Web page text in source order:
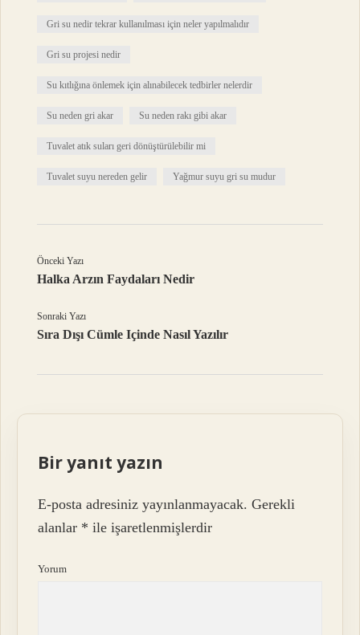
Gri su nedir tekrar kullanılması için neler yapılmalıdır
Gri su projesi nedir
Su kıtlığına önlemek için alınabilecek tedbirler nelerdir
Su neden gri akar Su neden rakı gibi akar
Tuvalet atık suları geri dönüştürülebilir mi
Tuvalet suyu nereden gelir Yağmur suyu gri su mudur
Önceki Yazı
Halka Arzın Faydaları Nedir
Sonraki Yazı
Sıra Dışı Cümle Içinde Nasıl Yazılır
Bir yanıt yazın
E-posta adresiniz yayınlanmayacak. Gerekli
alanlar * ile işaretlenmişlerdir
Yorum